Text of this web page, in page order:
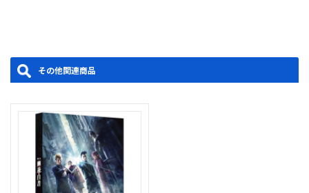
その他関連商品